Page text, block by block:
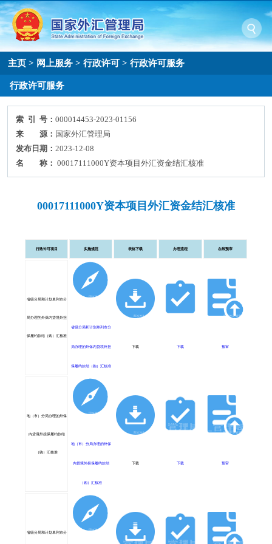
主页 > 网上服务 >行政许可 >行政许可服务
行政许可服务
索 引 号：000014453-2023-01156
来 源： 国家外汇管理局
发布日期：2023-12-08
名 称： 00017111000Y资本项目外汇资金结汇核准
00017111000Y资本项目外汇资金结汇核准
行政许可项目 实施规范 表格下载 办理流程 在线预审
省级分局和计划单列市分
局办理的外保内贷境外担
保履约款结（购）汇核准
省级分局和计划单列市分
局办理的外保内贷境外担
保履约款结（购）汇核准
下载 下载 预审
地（市）分局办理的外保
内贷境外担保履约款结
（购）汇核准
地（市）分局办理的外保
内贷境外担保履约款结
（购）汇核准
下载 下载 预审
省级分局和计划单列市分